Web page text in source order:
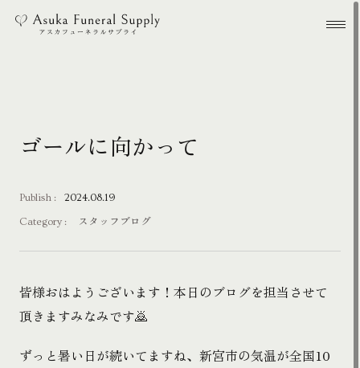
メ
ゴールに向かって
Publish : 2024.08.19
Category : スタッフブログ
皆様おはようございます！本日のブログを担当させて
頂きますみなみです🙇
ずっと暑い日が続いてますね、新宮市の気温が全国10